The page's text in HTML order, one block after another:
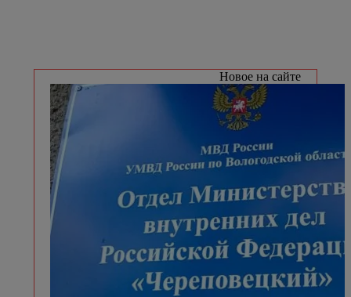
Новое на сайте